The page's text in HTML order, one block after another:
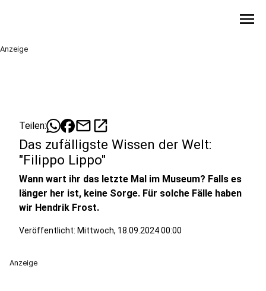
menu
Anzeige
Teilen: mailopen_in_new
Das zufälligste Wissen der Welt:
"Filippo Lippo"
Wann wart ihr das letzte Mal im Museum? Falls es
länger her ist, keine Sorge. Für solche Fälle haben
wir Hendrik Frost.
Veröffentlicht: Mittwoch, 18.09.2024 00:00
Anzeige